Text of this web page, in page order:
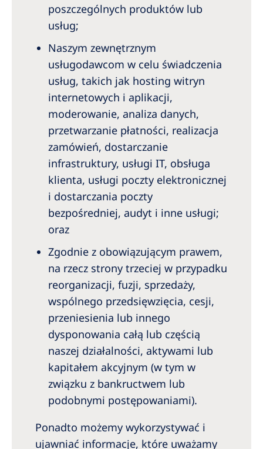
poszczególnych produktów lub
usług;
Naszym zewnętrznym
usługodawcom w celu świadczenia
usług, takich jak hosting witryn
internetowych i aplikacji,
moderowanie, analiza danych,
przetwarzanie płatności, realizacja
zamówień, dostarczanie
infrastruktury, usługi IT, obsługa
klienta, usługi poczty elektronicznej
i dostarczania poczty
bezpośredniej, audyt i inne usługi;
oraz
Zgodnie z obowiązującym prawem,
na rzecz strony trzeciej w przypadku
reorganizacji, fuzji, sprzedaży,
wspólnego przedsięwzięcia, cesji,
przeniesienia lub innego
dysponowania całą lub częścią
naszej działalności, aktywami lub
kapitałem akcyjnym (w tym w
związku z bankructwem lub
podobnymi postępowaniami).
Ponadto możemy wykorzystywać i
ujawniać informacje, które uważamy